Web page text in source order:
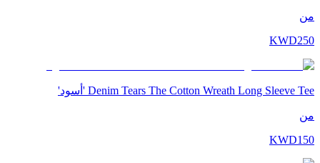
من
KWD250
Denim Tears The Cotton Wreath Long Sleeve Tee 'أسود'
من
KWD150